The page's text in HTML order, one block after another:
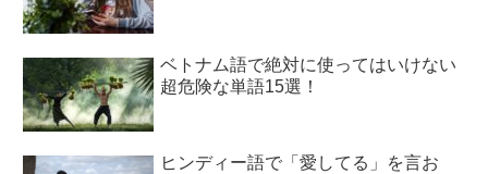
ベトナム語で絶対に使ってはいけない
超危険な単語15選！
ヒンディー語で「愛してる」を言お